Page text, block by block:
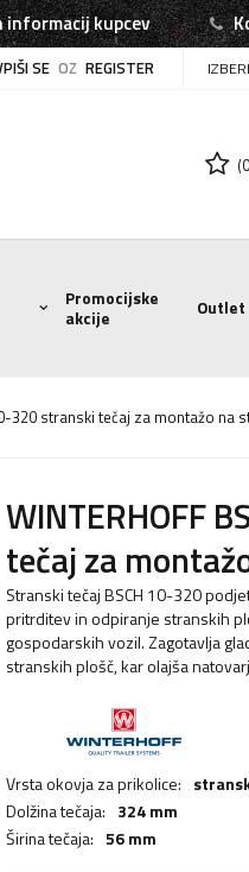
kupcev
SE OZ REGISTER
Promocijske
akcije
Outlet
320 stranski tečaj za montažo na
WINTERHOFF
tečaj za
Stranski tečaj BSCH 10-320
pritrditev in odpiranje stranskih
gospodarskih vozil. Zagotavlja
stranskih plošč, kar olajša
Vrsta okovja za prikolice:
Dolžina tečaja: 324 mm
Širina tečaja: 56 mm